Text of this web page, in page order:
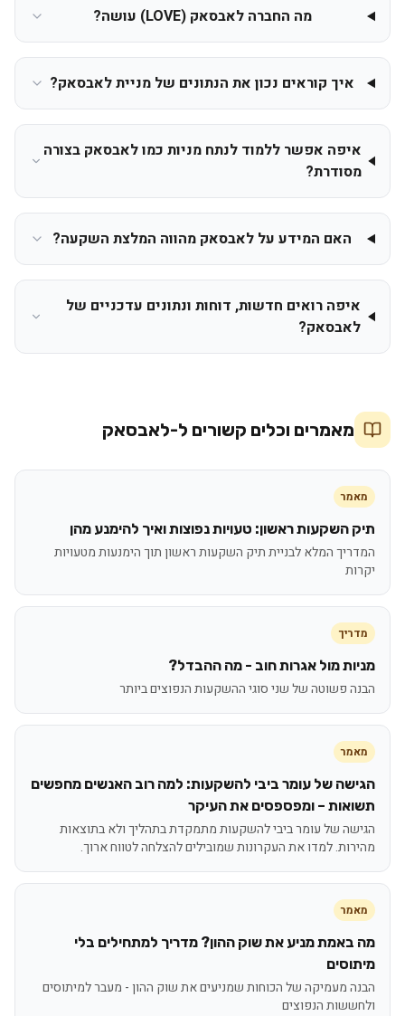
מה החברה לאבסאק (LOVE) עושה?
איך קוראים נכון את הנתונים של מניית לאבסאק?
איפה אפשר ללמוד לנתח מניות כמו לאבסאק בצורה
מסודרת?
האם המידע על לאבסאק מהווה המלצת השקעה?
איפה רואים חדשות, דוחות ונתונים עדכניים של
לאבסאק?
מאמרים וכלים קשורים ל-לאבסאק
מאמר
תיק השקעות ראשון: טעויות נפוצות ואיך להימנע מהן
המדריך המלא לבניית תיק השקעות ראשון תוך הימנעות מטעויות
יקרות
מדריך
מניות מול אגרות חוב - מה ההבדל?
הבנה פשוטה של שני סוגי ההשקעות הנפוצים ביותר
מאמר
הגישה של עומר ביבי להשקעות: למה רוב האנשים מחפשים
תשואות – ומפספסים את העיקר
הגישה של עומר ביבי להשקעות מתמקדת בתהליך ולא בתוצאות
מהירות. למדו את העקרונות שמובילים להצלחה לטווח ארוך.
מאמר
מה באמת מניע את שוק ההון? מדריך למתחילים בלי
מיתוסים
הבנה מעמיקה של הכוחות שמניעים את שוק ההון - מעבר למיתוסים
ולחששות הנפוצים